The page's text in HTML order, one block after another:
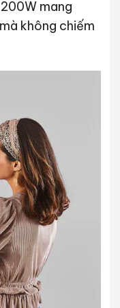
mang
không chiếm